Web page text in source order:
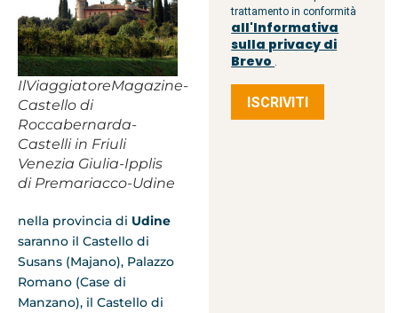
IlViaggiatoreMagazine-
Castello di
Roccabernarda-
Castelli in Friuli
Venezia Giulia-Ipplis
di Premariacco-Udine
nella provincia di Udine
saranno il Castello di
Susans (Majano), Palazzo
Romano (Case di
Manzano), il Castello di
trattamento in conformità
all'Informativa
sulla privacy di
Brevo .
ISCRIVITI